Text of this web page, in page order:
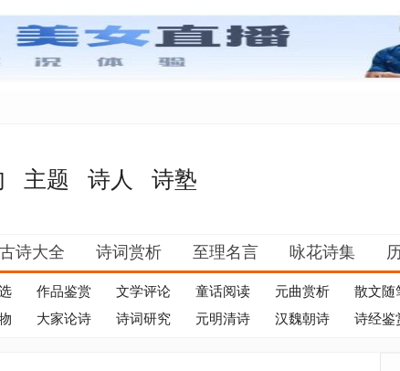
主题 诗人 诗塾
古诗大全 诗词赏析 至理名言 咏花诗集
作品鉴赏 文学评论 童话阅读 元曲赏析 散文随
大家论诗 诗词研究 元明清诗 汉魏朝诗 诗经鉴